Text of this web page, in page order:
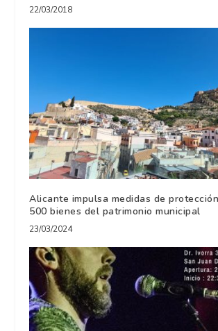
22/03/2018
Alicante impulsa medidas de
500 bienes del patrimonio municipal
23/03/2024